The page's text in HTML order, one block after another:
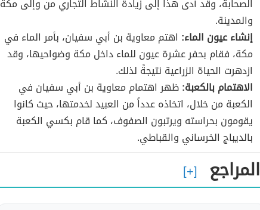
الصحابة، وقد أدى هذا إلى زيادة النشاط التجاري من وإلى مكة
والمدينة.
إنشاء عيون الماء: اهتم معاوية بن أبي سفيان، بأمر الماء في
مكة، فقام بحفر عشرة عيون للماء داخل مكة وضواحيها، وقد
ازدهرت الحياة الزراعية نتيجةً لذلك.
الاهتمام بالكعبة:ظهر اهتمام معاوية بن أبي سفيان في
الكعبة من خلال، اتخاذه عدداً من العبيد لخدمتها، حيث كانوا
يقومون بحراسته ويرتبون الصفوف، كما قام بكسي الكعبة
بالديباج الخرساني والقباطي.
المراجع